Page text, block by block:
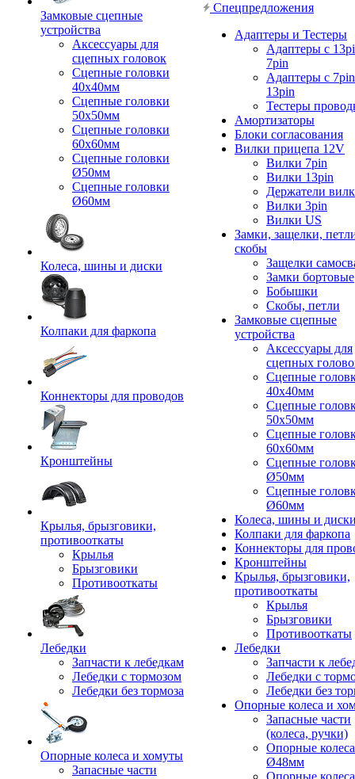
Замковые сцепные
устройства
Аксессуары для
сцепных головок
Сцепные головки
40x40мм
Сцепные головки
50x50мм
Сцепные головки
60x60мм
Сцепные головки
Ø50мм
Сцепные головки
Ø60мм
Колеса, шины и диски
Колпаки для фаркопа
Коннекторы для проводов
Кронштейны
Крылья, брызговики,
противооткаты
Крылья
Брызговики
Противооткаты
Лебедки
Запчасти к лебедкам
Лебедки с тормозом
Лебедки без тормоза
Опорные колеса и хомуты
Запасные части
Спецпредложения
Адаптеры и Тестеры
Адаптеры с
7pin
Адаптеры с
13pin
Тестеры
Амортизаторы
Блоки согласования
Вилки прицепа 12V
Вилки 7pin
Вилки 13pin
Держатели
Вилки 3pin
Вилки US
Замки, защелки,
скобы
Защелки
Замки бортовые
Бобышки
Скобы, петли
Замковые сцепные
устройства
Аксессуары для
сцепных
Сцепные
40x40мм
Сцепные
50x50мм
Сцепные
60x60мм
Сцепные
Ø50мм
Сцепные
Ø60мм
Колеса, шины и
Колпаки для фаркопа
Коннекторы для
Кронштейны
Крылья, брызговики,
противооткаты
Крылья
Брызговики
Противооткаты
Лебедки
Запчасти к
Лебедки с
Лебедки без
Опорные колеса и
Запасные части
(колеса, ручки)
Опорные колеса
Ø48мм
Опорные колеса